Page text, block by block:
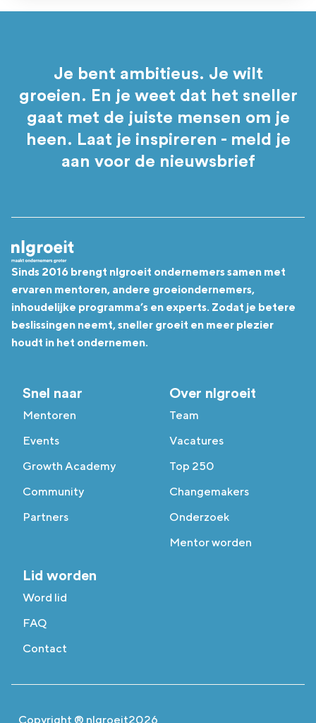
Je bent ambitieus. Je wilt
groeien. En je weet dat het sneller
gaat met de juiste mensen om je
heen. Laat je inspireren - meld je
aan voor de nieuwsbrief
Sinds 2016 brengt nlgroeit ondernemers samen met
ervaren mentoren, andere groeiondernemers,
inhoudelijke programma’s en experts. Zodat je betere
beslissingen neemt, sneller groeit en meer plezier
houdt in het ondernemen.
Snel naar
Mentoren
Events
Growth Academy
Community
Partners
Over nlgroeit
Team
Vacatures
Top 250
Changemakers
Onderzoek
Mentor worden
Lid worden
Word lid
FAQ
Contact
Copyright ® nlgroeit2026